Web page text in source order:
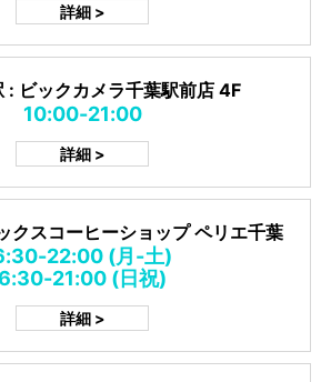
詳細 >
: ビックカメラ千葉駅前店 4F
10:00-21:00
詳細 >
クスコーヒーショップ ペリエ千葉
22:00 (月-土)
21:00 (日祝)
詳細 >